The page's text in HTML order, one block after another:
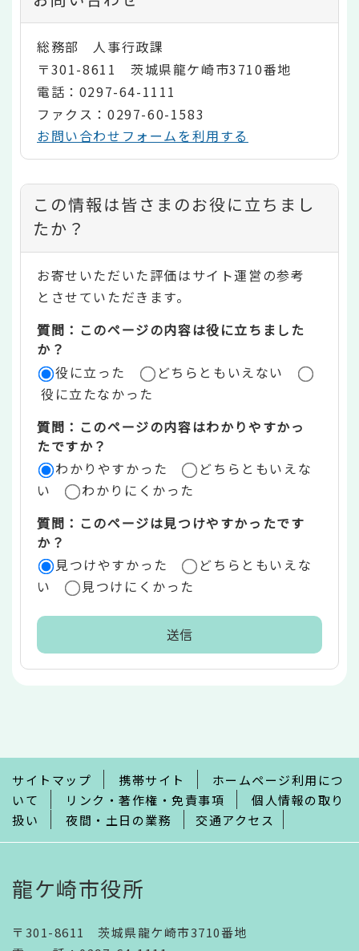
総務部 人事行政課
〒301-8611 茨城県龍ケ崎市3710番地
電話：0297-64-1111
ファクス：0297-60-1583
お問い合わせフォームを利用する
コ
ン
テ
ン
ツ
評
価
リ
ア
この情報は皆さまのお役に立ちまし
たか？
お寄せいただいた評価はサイト運営の参考
とさせていただきます。
質問：このページの内容は役に立ちました
か？
役に立った
どちらともいえない
役に立たなかった
質問：このページの内容はわかりやすかっ
たですか？
わかりやすかった
どちらともいえな
い
わかりにくかった
質問：このページは見つけやすかったです
か？
見つけやすかった
どちらともいえな
い
見つけにくかった
で
サイトマップ 携帯サイト
ホームページ利用につ
いて
リンク・著作権・免責事項
個人情報の取り
扱い
夜間・土日の業務 交通アクセス
龍ケ崎市役所
〒301-8611 茨城県龍ケ崎市3710番地